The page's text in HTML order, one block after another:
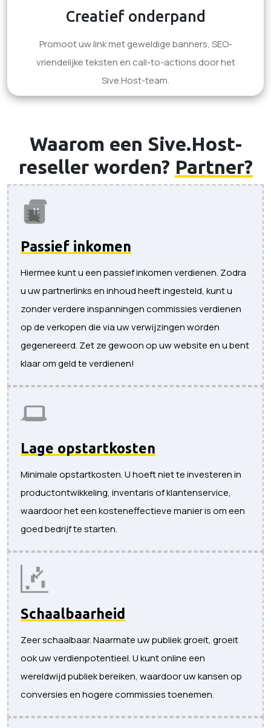
Creatief onderpand
Promoot uw link met geweldige banners, SEO-
vriendelijke teksten en call-to-actions door het
Sive.Host-team.
Waarom een ​​Sive.Host-
reseller worden? Partner?
Passief inkomen
Hiermee kunt u een passief inkomen verdienen. Zodra
u uw partnerlinks en inhoud heeft ingesteld, kunt u
zonder verdere inspanningen commissies verdienen
op de verkopen die via uw verwijzingen worden
gegenereerd. Zet ze gewoon op uw website en u bent
klaar om geld te verdienen!
Lage opstartkosten
Minimale opstartkosten. U hoeft niet te investeren in
productontwikkeling, inventaris of klantenservice,
waardoor het een kosteneffectieve manier is om een ​​
goed bedrijf te starten.
Schaalbaarheid
Zeer schaalbaar. Naarmate uw publiek groeit, groeit
ook uw verdienpotentieel. U kunt online een
wereldwijd publiek bereiken, waardoor uw kansen op
conversies en hogere commissies toenemen.